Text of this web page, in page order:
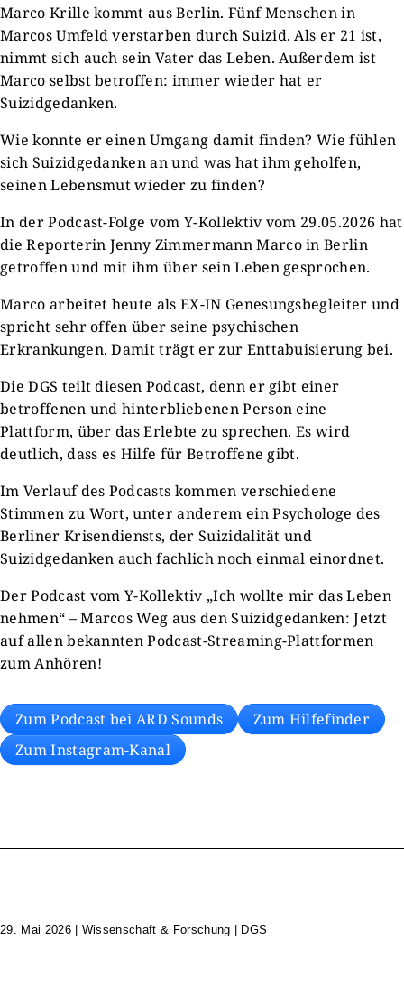
Marco Krille kommt aus Berlin. Fünf Menschen in
Marcos Umfeld verstarben durch Suizid. Als er 21 ist,
nimmt sich auch sein Vater das Leben. Außerdem ist
Marco selbst betroffen: immer wieder hat er
Suizidgedanken.
Wie konnte er einen Umgang damit finden? Wie fühlen
sich Suizidgedanken an und was hat ihm geholfen,
seinen Lebensmut wieder zu finden?
In der Podcast-Folge vom Y-Kollektiv vom 29.05.2026 hat
die Reporterin Jenny Zimmermann Marco in Berlin
getroffen und mit ihm über sein Leben gesprochen.
Marco arbeitet heute als EX-IN Genesungsbegleiter und
spricht sehr offen über seine psychischen
Erkrankungen. Damit trägt er zur Enttabuisierung bei.
Die DGS teilt diesen Podcast, denn er gibt einer
betroffenen und hinterbliebenen Person eine
Plattform, über das Erlebte zu sprechen. Es wird
deutlich, dass es Hilfe für Betroffene gibt.
Im Verlauf des Podcasts kommen verschiedene
Stimmen zu Wort, unter anderem ein Psychologe des
Berliner Krisendiensts, der Suizidalität und
Suizidgedanken auch fachlich noch einmal einordnet.
Der Podcast vom Y-Kollektiv „Ich wollte mir das Leben
nehmen“ – Marcos Weg aus den Suizidgedanken: Jetzt
auf allen bekannten Podcast-Streaming-Plattformen
zum Anhören!
Zum Podcast bei ARD Sounds
Zum Hilfefinder
Zum Instagram-Kanal
29. Mai 2026| Wissenschaft & Forschung | DGS